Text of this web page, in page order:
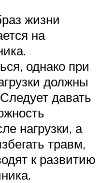
жизни
на
однако при
должны
давать
нагрузки, а
травм,
к развитию